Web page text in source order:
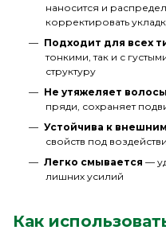
наносится и
корректировать
Подходит для всех
тонкими, так и с
структуру
Не утяжеляет волосы
пряди, сохраняет
Устойчива к
свойств под
Легко смывается —
лишних усилий
Как